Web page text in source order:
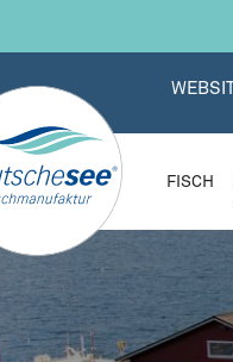
FISCH